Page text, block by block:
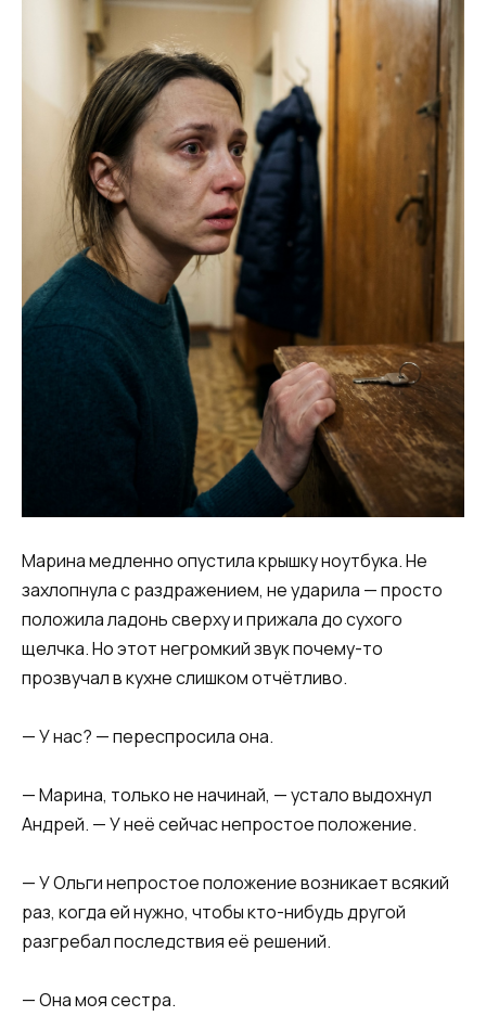
Марина медленно опустила крышку ноутбука. Не
захлопнула с раздражением, не ударила — просто
положила ладонь сверху и прижала до сухого
щелчка. Но этот негромкий звук почему-то
прозвучал в кухне слишком отчётливо.
— У нас? — переспросила она.
— Марина, только не начинай, — устало выдохнул
Андрей. — У неё сейчас непростое положение.
— У Ольги непростое положение возникает всякий
раз, когда ей нужно, чтобы кто-нибудь другой
разгребал последствия её решений.
— Она моя сестра.